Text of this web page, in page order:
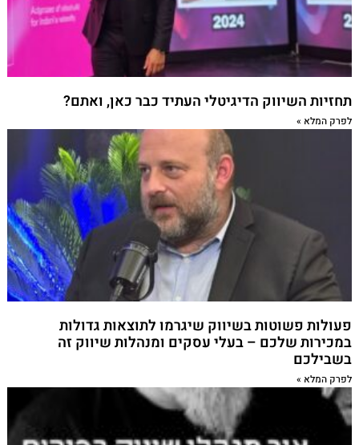
תחזיות השיווק הדיגיטלי העתיד כבר כאן, ואתם?
לפרק המלא »
פעולות פשוטות בשיווק שיגרמו לתוצאות גדולות
במכירות שלכם – בעלי עסקים ומנהלות שיווק זה
בשבילכם
לפרק המלא »